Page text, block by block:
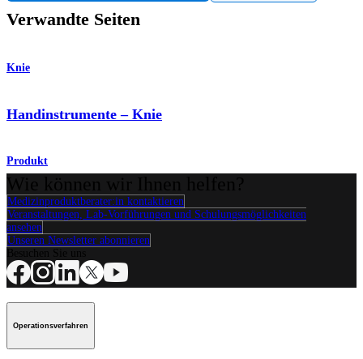
Verwandte Seiten
Knie
Handinstrumente – Knie
Produkt
Medizinproduktberater:in kontaktieren
Veranstaltungen, Lab-Vorführungen und Schulungsmöglichkeiten
ansehen
Unseren Newsletter abonnieren
Operationsverfahren